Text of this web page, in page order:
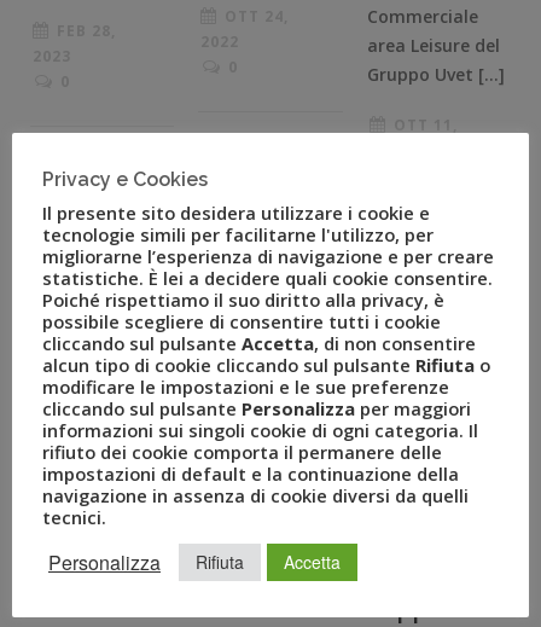
Commerciale
area Leisure del
Gruppo Uvet […]
OTT 11,
Privacy e Cookies
Il presente sito desidera utilizzare i cookie e
tecnologie simili per facilitarne l'utilizzo, per
migliorarne l’esperienza di navigazione e per creare
statistiche. È lei a decidere quali cookie consentire.
Poiché rispettiamo il suo diritto alla privacy, è
possibile scegliere di consentire tutti i cookie
cliccando sul pulsante Accetta, di non consentire
alcun tipo di cookie cliccando sul pulsante Rifiuta o
modificare le impostazioni e le sue preferenze
cliccando sul pulsante Personalizza per maggiori
informazioni sui singoli cookie di ogni categoria. Il
rifiuto dei cookie comporta il permanere delle
impostazioni di default e la continuazione della
navigazione in assenza di cookie diversi da quelli
tecnici.
Personalizza Rifiuta Accetta